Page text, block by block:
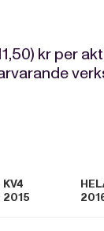
kr per
KV4
2015